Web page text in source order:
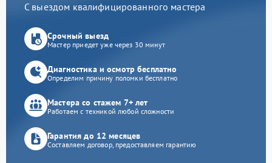
С выездом квалифицированного мастера
Срочный выезд
Мастер приедет уже через 30 минут
Диагностика и осмотр бесплатно
Определим причину поломки бесплатно
Мастера со стажем 7+ лет
Работаем с техникой любой сложности
Гарантия до 12 месяцев
Составляем договор, предоставляем гарантию